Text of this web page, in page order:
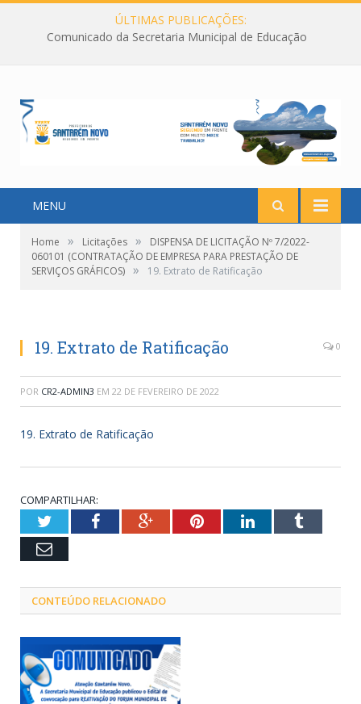
ÚLTIMAS PUBLICAÇÕES:
Comunicado da Secretaria Municipal de Educação
MENU
Home » Licitações »
DISPENSA DE LICITAÇÃO Nº 7/2022-
060101 (CONTRATAÇÃO DE EMPRESA PARA PRESTAÇÃO DE
SERVIÇOS GRÁFICOS) » 19. Extrato de Ratificação
19. Extrato de Ratificação 0
POR CR2-ADMIN3 EM 22 DE FEVEREIRO DE 2022
19. Extrato de Ratificação
COMPARTILHAR:
TwitterFacebookGoogle+PinterestLinkedInTumblr
Email
CONTEÚDO RELACIONADO